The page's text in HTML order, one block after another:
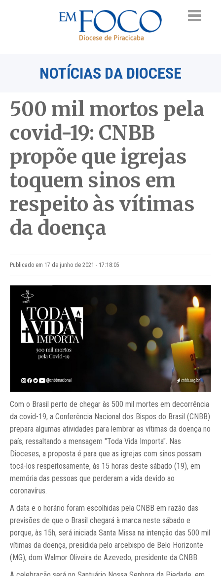
NOTÍCIAS DA DIOCESE
500 mil mortos pela
covid-19: CNBB
propõe que igrejas
toquem sinos em
respeito às vítimas
da doença
Publicado em 17 de junho de 2021 - 17:18:05
Com o Brasil perto de chegar às 500 mil mortes em decorrência
da covid-19, a Conferência Nacional dos Bispos do Brasil (CNBB)
prepara algumas atividades para lembrar as vítimas da doença no
país, ressaltando a mensagem "Toda Vida Importa". Nas
Dioceses, a proposta é para que as igrejas com sinos possam
tocá-los respeitosamente, às 15 horas deste sábado (19), em
memória das pessoas que perderam a vida devido ao
coronavírus.
A data e o horário foram escolhidas pela CNBB em razão das
previsões de que o Brasil chegará à marca neste sábado e
porque, às 15h, será iniciada Santa Missa na intenção das 500 mil
vítimas da doença, presidida pelo arcebispo de Belo Horizonte
(MG), dom Walmor Oliveira de Azevedo, presidente da CNBB.